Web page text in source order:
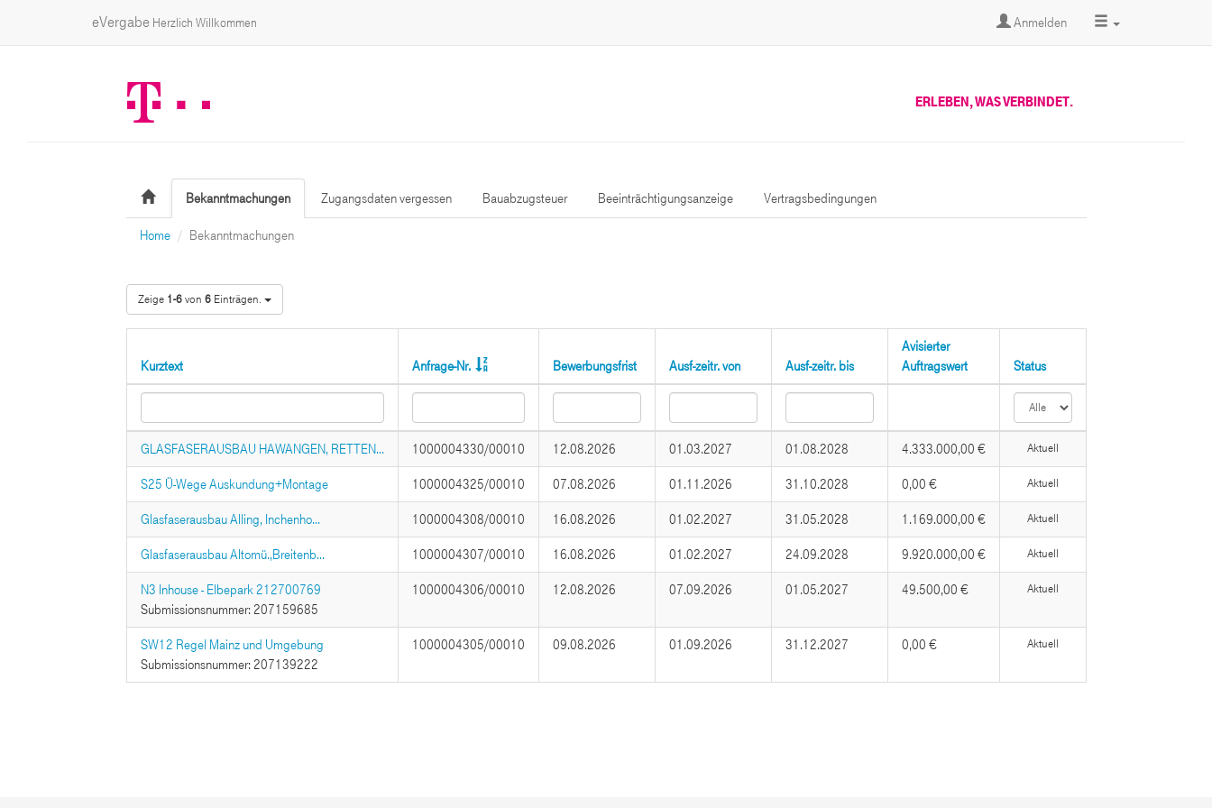
eVergabe Herzlich Willkommen Anmelden
ERLEBEN, WAS VERBINDET.
Bekanntmachungen Zugangsdaten vergessen Bauabzugsteuer Beeinträchtigungsanzeige Vertragsbedingungen
Home Bekanntmachungen
Zeige 1-6von 6Einträgen.
Kurztext Anfrage-Nr. Bewerbungsfrist Ausf-zeitr. von Ausf-zeitr. bis
Avisierter
Auftragswert
Status
GLASFASERAUSBAU HAWANGEN, RETTEN... 1000004330/00010 12.08.2026 01.03.2027 01.08.2028 4.333.000,00 € Aktuell
S25 Ü-Wege Auskundung+Montage 1000004325/00010 07.08.2026 01.11.2026 31.10.2028 0,00 € Aktuell
Glasfaserausbau Alling, Inchenho... 1000004308/00010 16.08.2026 01.02.2027 31.05.2028 1.169.000,00 € Aktuell
Glasfaserausbau Altomü.,Breitenb... 1000004307/00010 16.08.2026 01.02.2027 24.09.2028 9.920.000,00 € Aktuell
N3 Inhouse - Elbepark 212700769
Submissionsnummer: 207159685
1000004306/00010 12.08.2026 07.09.2026 01.05.2027 49.500,00 € Aktuell
SW12 Regel Mainz und Umgebung
Submissionsnummer: 207139222
1000004305/00010 09.08.2026 01.09.2026 31.12.2027 0,00 € Aktuell